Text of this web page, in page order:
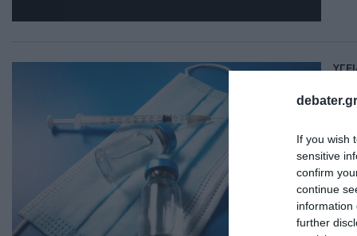
If you wish
sensitive
confirm
continue
information
further
Η